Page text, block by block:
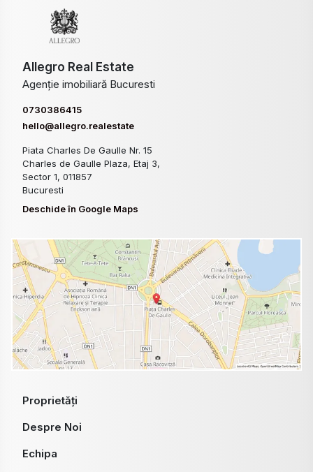
Allegro Real Estate
Agenție imobiliară Bucuresti
0730386415
hello@allegro.realestate
Piata Charles De Gaulle Nr. 15
Charles de Gaulle Plaza, Etaj 3,
Sector 1, 011857
Bucuresti
Deschide în Google Maps
Proprietăți
Despre Noi
Echipa